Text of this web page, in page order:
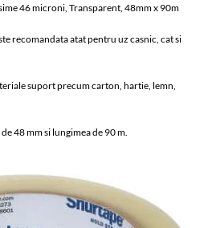
46 microni, Transparent, 48mm x 90m
recomandata atat pentru uz casnic, cat si
suport precum carton, hartie, lemn,
48 mm si lungimea de 90 m.